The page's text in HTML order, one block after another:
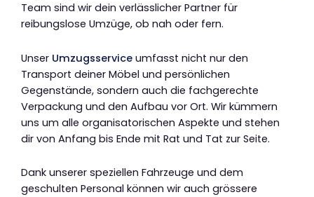
Team sind wir dein verlässlicher Partner für
reibungslose Umzüge, ob nah oder fern.
Unser Umzugsservice umfasst nicht nur den
Transport deiner Möbel und persönlichen
Gegenstände, sondern auch die fachgerechte
Verpackung und den Aufbau vor Ort. Wir kümmern
uns um alle organisatorischen Aspekte und stehen
dir von Anfang bis Ende mit Rat und Tat zur Seite.
Dank unserer speziellen Fahrzeuge und dem
geschulten Personal können wir auch grössere